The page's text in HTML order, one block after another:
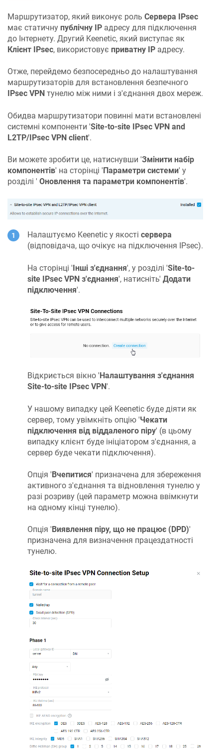
Маршрутизатор, який виконує роль Сервера IPsec
має статичну публічну IP адресу для підключення
до Інтернету. Другий Keenetic, який виступає як
Клієнт IPsec, використовує приватну IP адресу.
Отже, перейдемо безпосередньо до налаштування
маршрутизаторів для встановлення безпечного
IPsec VPN тунелю між ними і з'єднання двох мереж.
Обидва маршрутизатори повинні мати встановлені
системні компоненти 'Site-to-site IPsec VPN and
L2TP/IPsec VPN client'.
Ви можете зробити це, натиснувши 'Змінити набір
компонентів' на сторінці ' Параметри системи' у
розділі ' Оновлення та параметри компонентів'.
Налаштуємо Keenetic у якості сервера
(відповідача, що очікує на підключення IPsec).
На сторінці 'Інші з'єднання', у розділі 'Site-to-
site IPsec VPN з'єднання', натисніть' Додати
підключення'.
Відкриється вікно ' Налаштування з'єднання
Site-to-site IPsec VPN'.
У нашому випадку цей Keenetic буде діяти як
сервер, тому увімкніть опцію 'Чекати
підключення від віддаленого піру' (в цьому
випадку клієнт буде ініціатором з'єднання, а
сервер буде чекати підключення).
Опція 'Вчепитися' призначена для збереження
активного з'єднання та відновлення тунелю у
разі розриву (цей параметр можна ввімкнути
на одному кінці тунелю).
Опція ' Виявлення піру, що не працює (DPD)'
призначена для визначення працездатності
тунелю.